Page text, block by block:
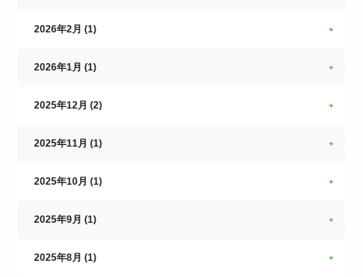
2026年2月 (1)
2026年1月 (1)
2025年12月 (2)
2025年11月 (1)
2025年10月 (1)
2025年9月 (1)
2025年8月 (1)